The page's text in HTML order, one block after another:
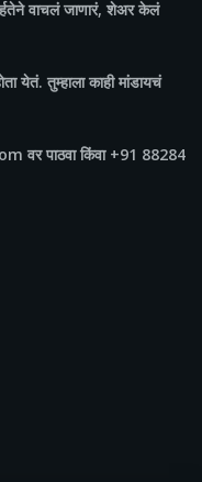
वाचलं जाणारं, शेअर केलं
येतं. तुम्हाला काही मांडायचं
पाठवा किंवा +91 88284